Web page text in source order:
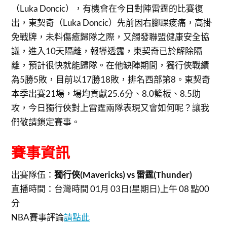
（Luka Doncic），有機會在今日對陣雷霆的比賽復
出，東契奇（Luka Doncic）先前因右腳踝痠痛，高掛
免戰牌，未料傷癒歸隊之際，又觸發聯盟健康安全協
議，進入10天隔離，報導透露，東契奇已於解除隔
離，預計很快就能歸隊。在他缺陣期間，獨行俠戰績
為5勝5敗，目前以17勝18敗，排名西部第8。東契奇
本季出賽21場，場均貢獻25.6分、8.0籃板、8.5助
攻，今日獨行俠對上雷霆兩隊表現又會如何呢？讓我
們敬請鎖定賽事。
賽事資訊
出賽隊伍：獨行俠(Mavericks) vs 雷霆(Thunder)
直播時間： 台灣時間 01月 03日(星期日)上午 08 點00
分
NBA賽事評論請點此